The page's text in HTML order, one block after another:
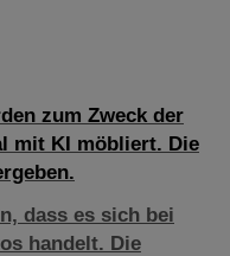
zum Zweck der
mit KI möbliert. Die
dass es sich bei
handelt. Die